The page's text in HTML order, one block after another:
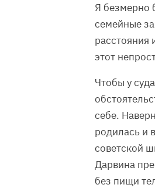
Я безмерно
семейные
расстояния
этот
Чтобы у
себе.
родилась и
советской
Дарвина
без пищи